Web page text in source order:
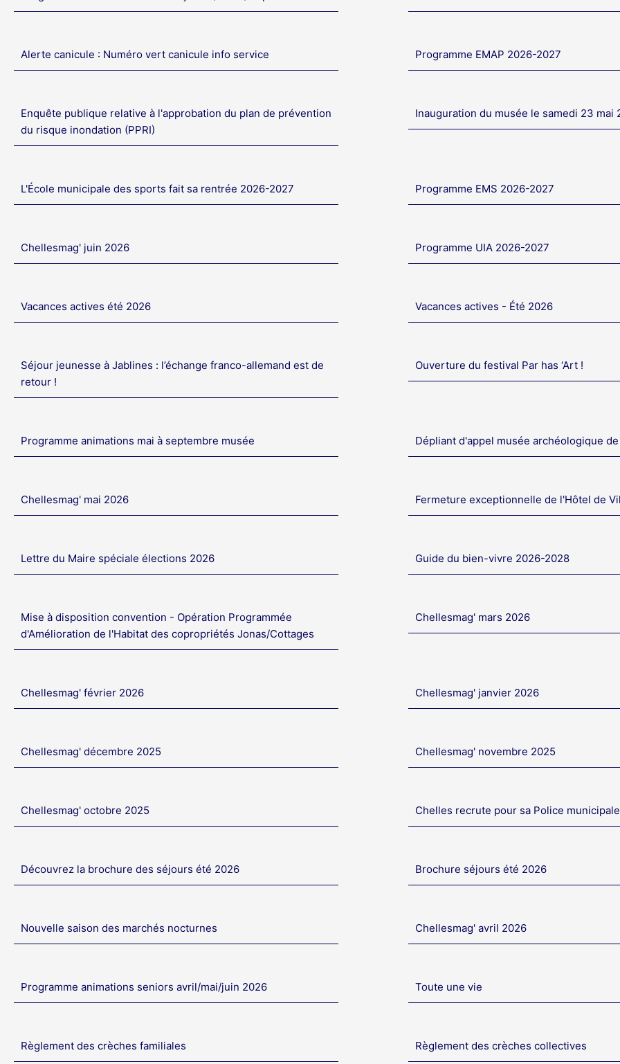
Alerte canicule : Numéro vert canicule info service Programme EMAP 2026-2027
Enquête publique relative à l'approbation du plan de prévention
du risque inondation (PPRI)
Inauguration du musée le samedi 23 mai
L'École municipale des sports fait sa rentrée 2026-2027 Programme EMS 2026-2027
Chellesmag' juin 2026 Programme UIA 2026-2027
Vacances actives été 2026 Vacances actives - Été 2026
Séjour jeunesse à Jablines : l’échange franco-allemand est de
retour !
Ouverture du festival Par has ‘Art !
Programme animations mai à septembre musée Dépliant d'appel musée archéologique
Chellesmag' mai 2026 Fermeture exceptionnelle de l'Hôtel de
Lettre du Maire spéciale élections 2026 Guide du bien-vivre 2026-2028
Mise à disposition convention - Opération Programmée
d'Amélioration de l'Habitat des copropriétés Jonas/Cottages
Chellesmag' mars 2026
Chellesmag' février 2026 Chellesmag' janvier 2026
Chellesmag' décembre 2025 Chellesmag' novembre 2025
Chellesmag' octobre 2025 Chelles recrute pour sa Police municipale
Découvrez la brochure des séjours été 2026 Brochure séjours été 2026
Nouvelle saison des marchés nocturnes Chellesmag' avril 2026
Programme animations seniors avril/mai/juin 2026 Toute une vie
Règlement des crèches familiales Règlement des crèches collectives